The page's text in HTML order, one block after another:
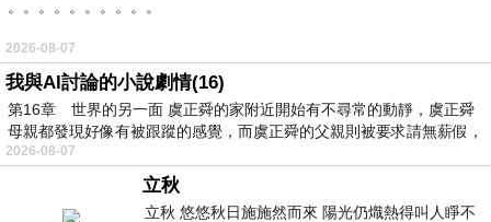
。。。。。。。。。。
2026-08-07
我與AI討論的小說劇情(16)
第16章 世界的另一面 虞正舜的家附近開始有不尋常的動靜，虞正舜
母親都發現好像有被跟蹤的感覺，而虞正舜的父親則被要求請無薪假，
2026-08-07
立秋
立秋 悠悠秋日施施然而來 陽光仍熾熱得叫人睜不